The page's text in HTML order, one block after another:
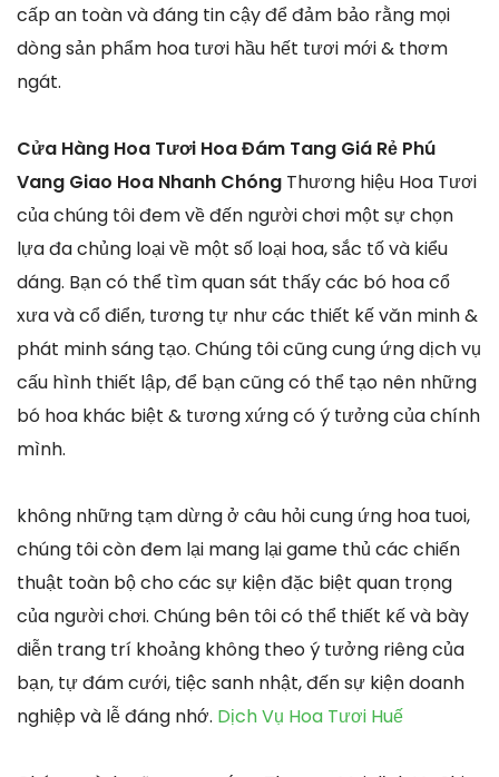
cấp an toàn và đáng tin cậy để đảm bảo rằng mọi
dòng sản phẩm hoa tươi hầu hết tươi mới & thơm
ngát.
Cửa Hàng Hoa Tươi Hoa Đám Tang Giá Rẻ Phú
Vang Giao Hoa Nhanh Chóng Thương hiệu Hoa Tươi
của chúng tôi đem về đến người chơi một sự chọn
lựa đa chủng loại về một số loại hoa, sắc tố và kiểu
dáng. Bạn có thể tìm quan sát thấy các bó hoa cổ
xưa và cổ điển, tương tự như các thiết kế văn minh &
phát minh sáng tạo. Chúng tôi cũng cung ứng dịch vụ
cấu hình thiết lập, để bạn cũng có thể tạo nên những
bó hoa khác biệt & tương xứng có ý tưởng của chính
mình.
không những tạm dừng ở câu hỏi cung ứng hoa tuoi,
chúng tôi còn đem lại mang lại game thủ các chiến
thuật toàn bộ cho các sự kiện đặc biệt quan trọng
của người chơi. Chúng bên tôi có thể thiết kế và bày
diễn trang trí khoảng không theo ý tưởng riêng của
bạn, tự đám cưới, tiệc sanh nhật, đến sự kiện doanh
nghiệp và lễ đáng nhớ. Dịch Vụ Hoa Tươi Huế